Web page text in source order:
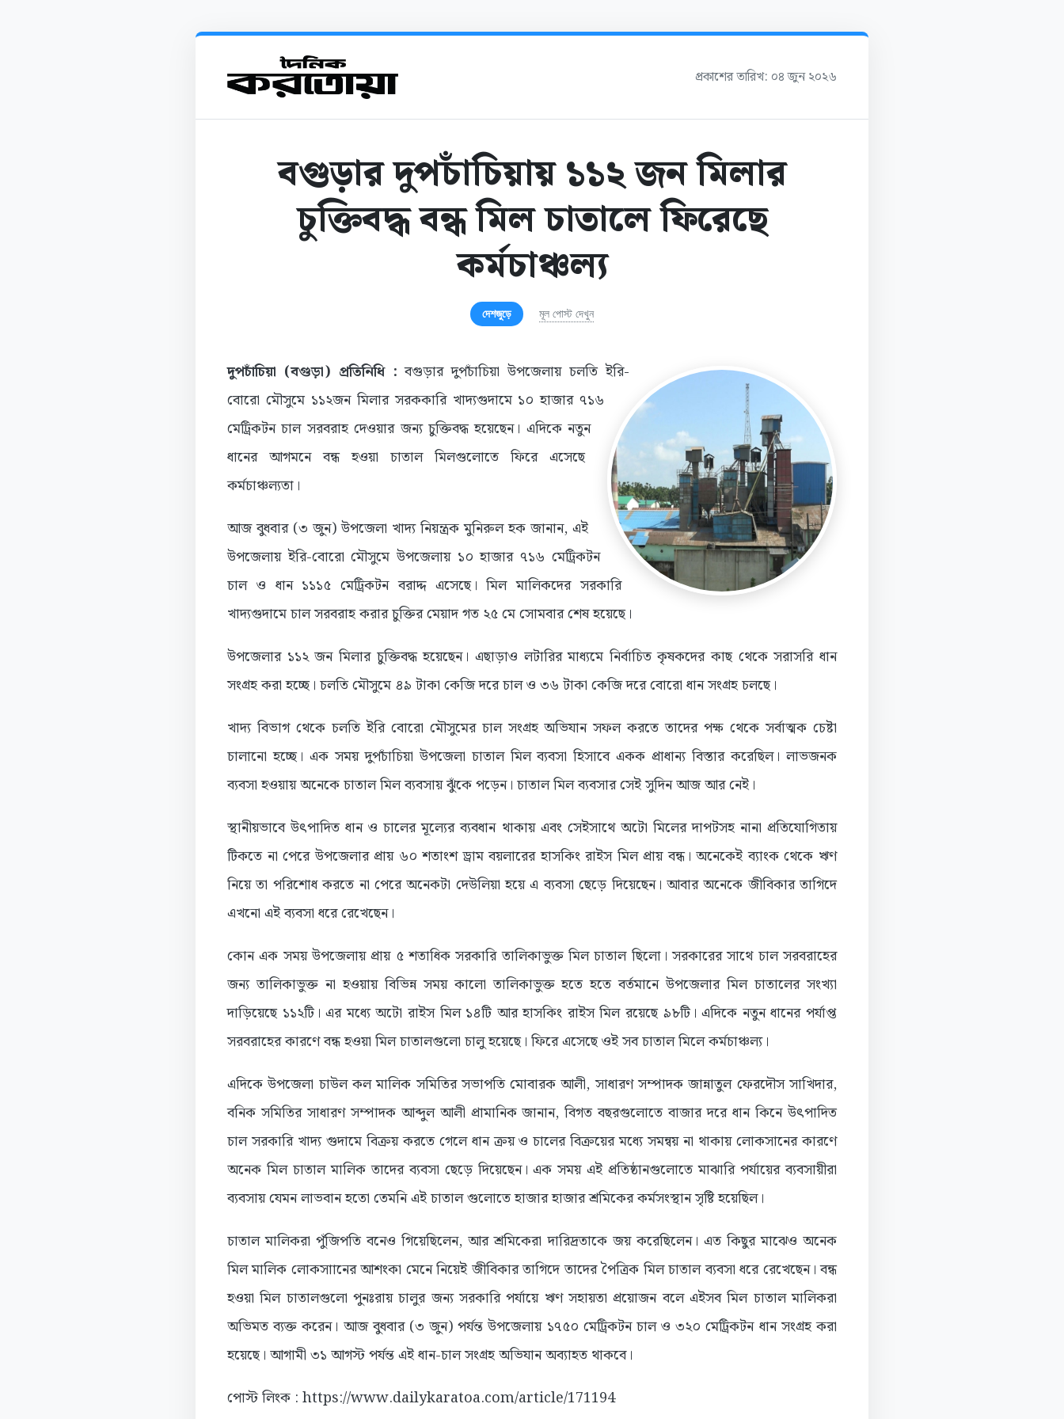
প্রকাশের তারিখ: ০৪ জুন ২০২৬
বগুড়ার দুপচাঁচিয়ায় ১১২ জন মিলার
চুক্তিবদ্ধ বন্ধ মিল চাতালে ফিরেছে
কর্মচাঞ্চল্য
দেশজুড়ে মূল পোস্ট দেখুন
দুপচাঁচিয়া (বগুড়া) প্রতিনিধি : বগুড়ার দুপচাঁচিয়া উপজেলায় চলতি ইরি-
বোরো মৌসুমে ১১২জন মিলার সরককারি খাদ্যগুদামে ১০ হাজার ৭১৬
মেট্রিকটন চাল সরবরাহ দেওয়ার জন্য চুক্তিবদ্ধ হয়েছেন। এদিকে নতুন
ধানের আগমনে বন্ধ হওয়া চাতাল মিলগুলোতে ফিরে এসেছে
কর্মচাঞ্চল্যতা।
আজ বুধবার (৩ জুন) উপজেলা খাদ্য নিয়ন্ত্রক মুনিরুল হক জানান, এই
উপজেলায় ইরি-বোরো মৌসুমে উপজেলায় ১০ হাজার ৭১৬ মেট্রিকটন
চাল ও ধান ১১১৫ মেট্রিকটন বরাদ্দ এসেছে। মিল মালিকদের সরকারি
খাদ্যগুদামে চাল সরবরাহ করার চুক্তির মেয়াদ গত ২৫ মে সোমবার শেষ হয়েছে।
উপজেলার ১১২ জন মিলার চুক্তিবদ্ধ হয়েছেন। এছাড়াও লটারির মাধ্যমে নির্বাচিত কৃষকদের কাছ থেকে সরাসরি ধান
সংগ্রহ করা হচ্ছে। চলতি মৌসুমে ৪৯ টাকা কেজি দরে চাল ও ৩৬ টাকা কেজি দরে বোরো ধান সংগ্রহ চলছে।
খাদ্য বিভাগ থেকে চলতি ইরি বোরো মৌসুমের চাল সংগ্রহ অভিযান সফল করতে তাদের পক্ষ থেকে সর্বাত্মক চেষ্টা
চালানো হচ্ছে। এক সময় দুপচাঁচিয়া উপজেলা চাতাল মিল ব্যবসা হিসাবে একক প্রাধান্য বিস্তার করেছিল। লাভজনক
ব্যবসা হওয়ায় অনেকে চাতাল মিল ব্যবসায় ঝুঁকে পড়েন। চাতাল মিল ব্যবসার সেই সুদিন আজ আর নেই।
স্থানীয়ভাবে উৎপাদিত ধান ও চালের মূল্যের ব্যবধান থাকায় এবং সেইসাথে অটো মিলের দাপটসহ নানা প্রতিযোগিতায়
টিকতে না পেরে উপজেলার প্রায় ৬০ শতাংশ ড্রাম বয়লারের হাসকিং রাইস মিল প্রায় বন্ধ। অনেকেই ব্যাংক থেকে ঋণ
নিয়ে তা পরিশোধ করতে না পেরে অনেকটা দেউলিয়া হয়ে এ ব্যবসা ছেড়ে দিয়েছেন। আবার অনেকে জীবিকার তাগিদে
এখনো এই ব্যবসা ধরে রেখেছেন।
কোন এক সময় উপজেলায় প্রায় ৫ শতাধিক সরকারি তালিকাভুক্ত মিল চাতাল ছিলো। সরকারের সাথে চাল সরবরাহের
জন্য তালিকাভুক্ত না হওয়ায় বিভিন্ন সময় কালো তালিকাভুক্ত হতে হতে বর্তমানে উপজেলার মিল চাতালের সংখ্যা
দাড়িয়েছে ১১২টি। এর মধ্যে অটো রাইস মিল ১৪টি আর হাসকিং রাইস মিল রয়েছে ৯৮টি। এদিকে নতুন ধানের পর্যাপ্ত
সরবরাহের কারণে বন্ধ হওয়া মিল চাতালগুলো চালু হয়েছে। ফিরে এসেছে ওই সব চাতাল মিলে কর্মচাঞ্চল্য।
এদিকে উপজেলা চাউল কল মালিক সমিতির সভাপতি মোবারক আলী, সাধারণ সম্পাদক জান্নাতুল ফেরদৌস সাখিদার,
বনিক সমিতির সাধারণ সম্পাদক আব্দুল আলী প্রামানিক জানান, বিগত বছরগুলোতে বাজার দরে ধান কিনে উৎপাদিত
চাল সরকারি খাদ্য গুদামে বিক্রয় করতে গেলে ধান ক্রয় ও চালের বিক্রয়ের মধ্যে সমন্বয় না থাকায় লোকসানের কারণে
অনেক মিল চাতাল মালিক তাদের ব্যবসা ছেড়ে দিয়েছেন। এক সময় এই প্রতিষ্ঠানগুলোতে মাঝারি পর্যায়ের ব্যবসায়ীরা
ব্যবসায় যেমন লাভবান হতো তেমনি এই চাতাল গুলোতে হাজার হাজার শ্রমিকের কর্মসংস্থান সৃষ্টি হয়েছিল।
চাতাল মালিকরা পুঁজিপতি বনেও গিয়েছিলেন, আর শ্রমিকেরা দারিদ্রতাকে জয় করেছিলেন। এত কিছুর মাঝেও অনেক
মিল মালিক লোকসাানের আশংকা মেনে নিয়েই জীবিকার তাগিদে তাদের পৈত্রিক মিল চাতাল ব্যবসা ধরে রেখেছেন। বন্ধ
হওয়া মিল চাতালগুলো পুনঃরায় চালুর জন্য সরকারি পর্যায়ে ঋণ সহায়তা প্রয়োজন বলে এইসব মিল চাতাল মালিকরা
অভিমত ব্যক্ত করেন। আজ বুধবার (৩ জুন) পর্যন্ত উপজেলায় ১৭৫০ মেট্রিকটন চাল ও ৩২০ মেট্রিকটন ধান সংগ্রহ করা
হয়েছে। আগামী ৩১ আগস্ট পর্যন্ত এই ধান-চাল সংগ্রহ অভিযান অব্যাহত থাকবে।
পোস্ট লিংক : https://www.dailykaratoa.com/article/171194